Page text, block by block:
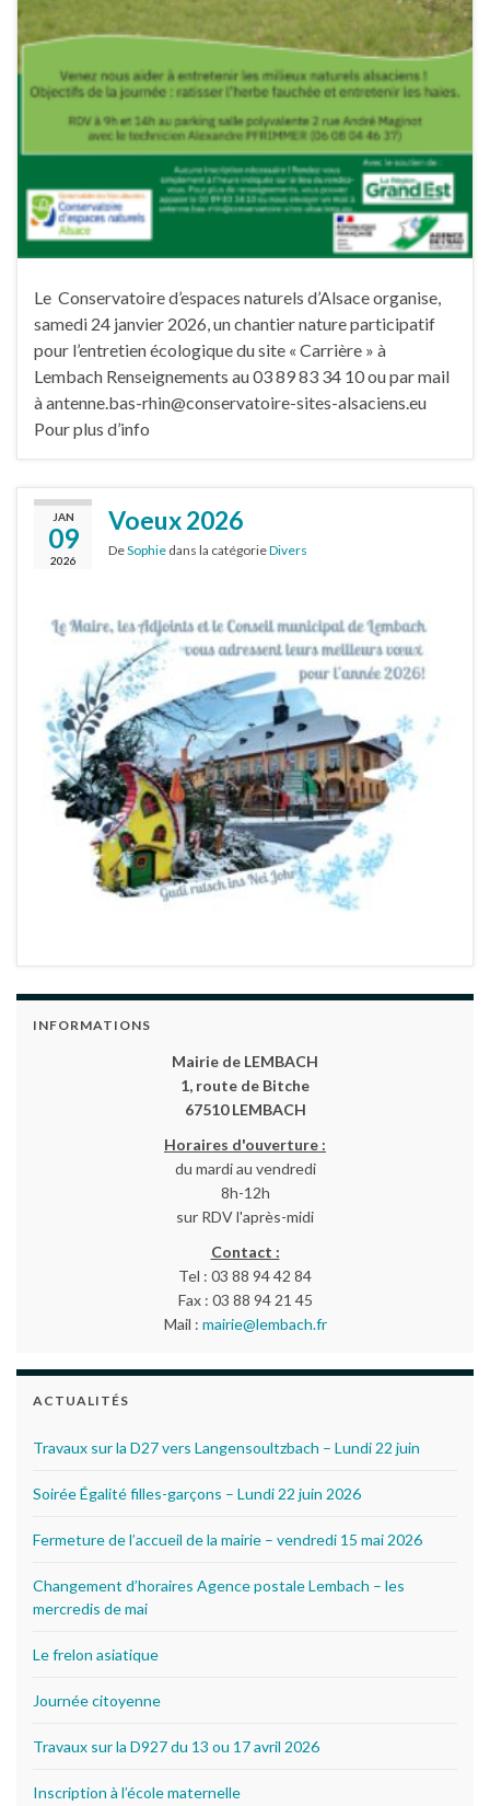
Le Conservatoire d’espaces naturels d’Alsace organise,
samedi 24 janvier 2026, un chantier nature participatif
pour l’entretien écologique du site « Carrière » à
Lembach Renseignements au 03 89 83 34 10 ou par mail
à antenne.bas-rhin@conservatoire-sites-alsaciens.eu
Pour plus d’info
JAN
09
2026
Voeux 2026
DeSophie dans la catégorieDivers
INFORMATIONS
Mairie de LEMBACH
1, route de Bitche
67510 LEMBACH
Horaires d'ouverture :
du mardi au vendredi
8h-12h
sur RDV l'après-midi
Contact :
Tel : 03 88 94 42 84
Fax : 03 88 94 21 45
Mail : mairie@lembach.fr
ACTUALITÉS
Travaux sur la D27 vers Langensoultzbach – Lundi 22 juin
Soirée Égalité filles-garçons – Lundi 22 juin 2026
Fermeture de l’accueil de la mairie – vendredi 15 mai 2026
Changement d’horaires Agence postale Lembach – les
mercredis de mai
Le frelon asiatique
Journée citoyenne
Travaux sur la D927 du 13 ou 17 avril 2026
Inscription à l’école maternelle